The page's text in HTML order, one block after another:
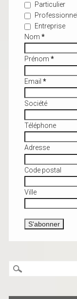
Particulier
Professionnel
Entreprise
Nom *
Prénom *
Email *
Société
Téléphone
Adresse
Code postal
Ville